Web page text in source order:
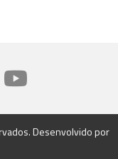
Desenvolvido por